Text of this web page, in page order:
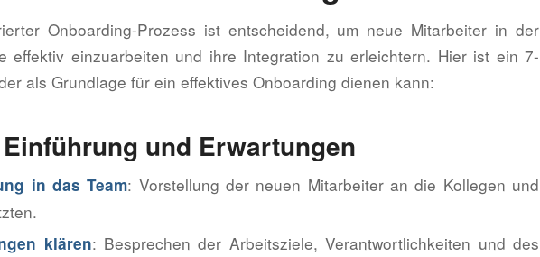
Onboarding-Prozess ist entscheidend, um neue Mitarbeiter in der
effektiv einzuarbeiten und ihre Integration zu erleichtern. Hier ist ein 7-
als Grundlage für ein effektives Onboarding dienen kann:
Einführung und Erwartungen
in das Team: Vorstellung der neuen Mitarbeiter an die Kollegen und
klären: Besprechen der Arbeitsziele, Verantwortlichkeiten und des